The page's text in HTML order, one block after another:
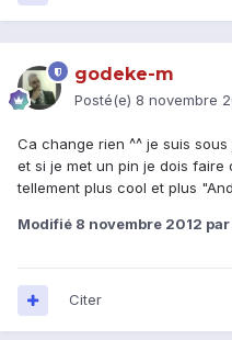
godeke-m
Posté(e) 8 novembre
Ca change rien ^^ je suis
et si je met un pin je dois faire
tellement plus cool et plus
Modifié 8 novembre 2012
Citer